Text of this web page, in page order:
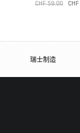
Bewertet mit
5.00
CHF59.00 CHF
瑞士制造